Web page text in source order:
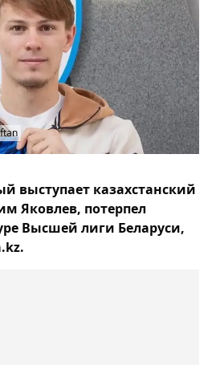
выступает казахстанский
Яковлев, потерпел
Высшей лиги Беларуси,